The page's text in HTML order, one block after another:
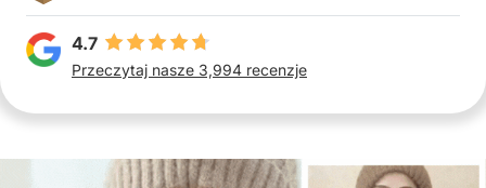
4.7
Przeczytaj nasze 3,994 recenzje